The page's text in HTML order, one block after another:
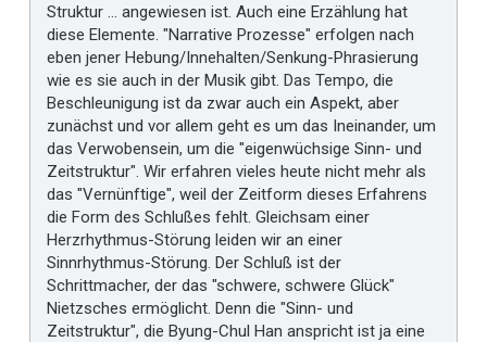
Struktur ... angewiesen ist. Auch eine Erzählung hat
diese Elemente. "Narrative Prozesse" erfolgen nach
eben jener Hebung/Innehalten/Senkung-Phrasierung
wie es sie auch in der Musik gibt. Das Tempo, die
Beschleunigung ist da zwar auch ein Aspekt, aber
zunächst und vor allem geht es um das Ineinander, um
das Verwobensein, um die "eigenwüchsige Sinn- und
Zeitstruktur". Wir erfahren vieles heute nicht mehr als
das "Vernünftige", weil der Zeitform dieses Erfahrens
die Form des Schlußes fehlt. Gleichsam einer
Herzrhythmus-Störung leiden wir an einer
Sinnrhythmus-Störung. Der Schluß ist der
Schrittmacher, der das "schwere, schwere Glück"
Nietzsches ermöglicht. Denn die "Sinn- und
Zeitstruktur", die Byung-Chul Han anspricht ist ja eine